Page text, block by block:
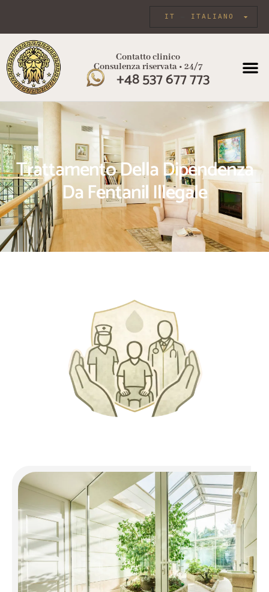
ITALIANO
IT
Contatto clinico
Consulenza riservata • 24/7
+48 537 677 773
Trattamento Della Dipendenza
Da Fentanil Illegale